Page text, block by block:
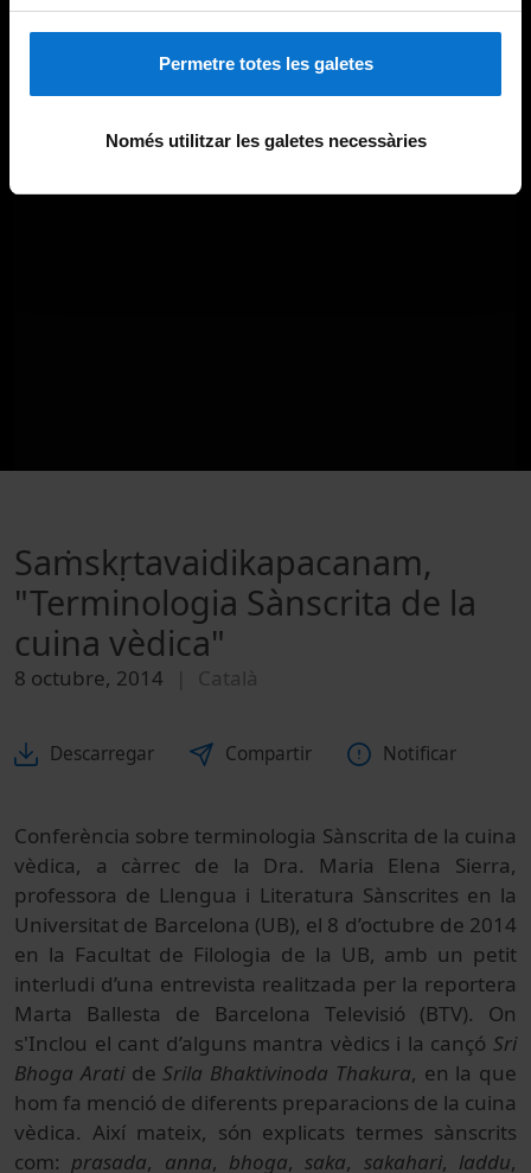
Permetre totes les galetes
Només utilitzar les galetes necessàries
Saṁskṛtavaidikapacanam,
"Terminologia Sànscrita de la
cuina vèdica"
8 octubre, 2014 Català
Descarregar Compartir Notificar
Conferència sobre terminologia Sànscrita de la cuina
vèdica, a càrrec de la Dra. Maria Elena Sierra,
professora de Llengua i Literatura Sànscrites en la
Universitat de Barcelona (UB), el 8 d’octubre de 2014
en la Facultat de Filologia de la UB, amb un petit
interludi d’una entrevista realitzada per la reportera
Marta Ballesta de Barcelona Televisió (BTV). On
s'Inclou el cant d’alguns mantra vèdics i la cançó Sri
Bhoga Arati de Srila Bhaktivinoda Thakura, en la que
hom fa menció de diferents preparacions de la cuina
vèdica. Així mateix, són explicats termes sànscrits
com: prasada, anna, bhoga,saka, sakahari, laddu,